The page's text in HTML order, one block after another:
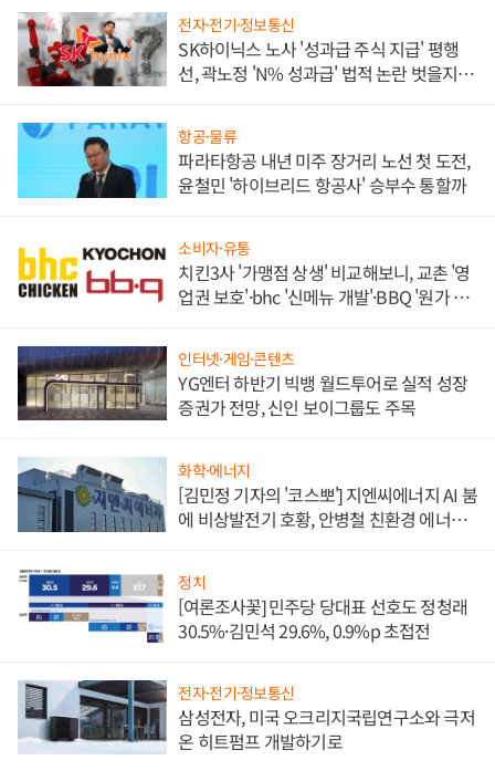
전자·전기·정보통신
SK하이닉스 노사 '성과급 주식 지급' 평행
선, 곽노정 'N% 성과급' 법적 논란 벗을지 주
항공·물류
파라타항공 내년 미주 장거리 노선 첫 도전,
윤철민 '하이브리드 항공사' 승부수 통할까
소비자·유통
치킨3사 '가맹점 상생' 비교해보니, 교촌 '영
업권 보호'·bhc '신메뉴 개발'·BBQ '원가 부
인터넷·게임·콘텐츠
YG엔터 하반기 빅뱅 월드투어로 실적 성장
증권가 전망, 신인 보이그룹도 주목
화학·에너지
[김민정 기자의 '코스뽀'] 지엔씨에너지 AI 붐
에 비상발전기 호황, 안병철 친환경 에너지
정치
[여론조사꽃] 민주당 당대표 선호도 정청래
30.5%·김민석 29.6%, 0.9%p 초접전
전자·전기·정보통신
삼성전자, 미국 오크리지국립연구소와 극저
온 히트펌프 개발하기로